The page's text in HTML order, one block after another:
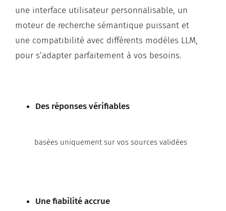
une interface utilisateur personnalisable, un
moteur de recherche sémantique puissant et
une compatibilité avec différents modèles LLM,
pour s’adapter parfaitement à vos besoins.
Des réponses vérifiables
basées uniquement sur vos sources validées
Une fiabilité accrue